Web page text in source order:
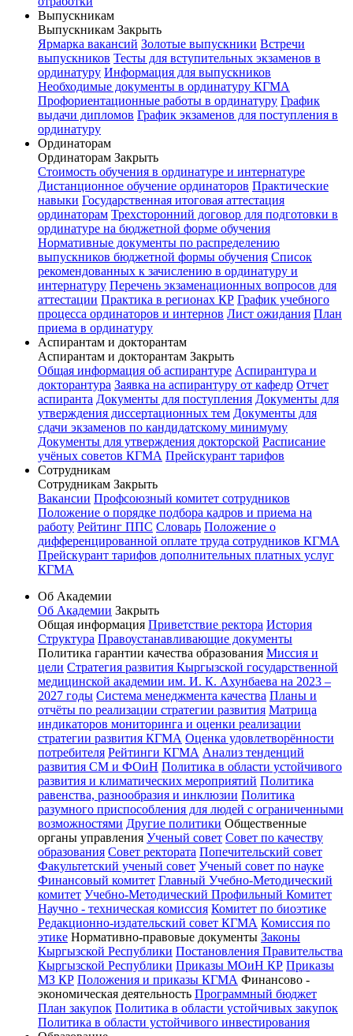
Выпускникам
Выпускникам Закрыть
Ярмарка вакансий Золотые выпускники Встречи
выпускников Тесты для вступительных экзаменов в
ординатуру Информация для выпускников
Необходимые документы в ординатуру КГМА
Профориентационные работы в ординатуру График
выдачи дипломов График экзаменов для поступления в
ординатуру
Ординаторам
Ординаторам Закрыть
Стоимость обучения в ординатуре и интернатуре
Дистанционное обучение ординаторов Практические
навыки Государственная итоговая аттестация
ординаторам Трехсторонний договор для подготовки в
ординатуре на бюджетной форме обучения
Нормативные документы по распределению
выпускников бюджетной формы обучения Список
рекомендованных к зачислению в ординатуру и
интернатуру Перечень экзаменационных вопросов для
аттестации Практика в регионах КР График учебного
процесса ординаторов и интернов Лист ожидания План
приема в ординатуру
Аспирантам и докторантам
Аспирантам и докторантам Закрыть
Общая информация об аспирантуре Аспирантура и
докторантура Заявка на аспирантуру от кафедр Отчет
аспиранта Документы для поступления Документы для
утверждения диссертационных тем Документы для
сдачи экзаменов по кандидатскому минимуму
Документы для утверждения докторской Расписание
учёных советов КГМА Прейскурант тарифов
Сотрудникам
Сотрудникам Закрыть
Вакансии Профсоюзный комитет сотрудников
Положение о порядке подбора кадров и приема на
работу Рейтинг ППС Словарь Положение о
дифференцированной оплате труда сотрудников КГМА
Прейскурант тарифов дополнительных платных услуг
КГМА
Об Академии
Об Академии Закрыть
Общая информация Приветствие ректора История
Структура Правоустанавливающие документы
Политика гарантии качества образования Миссия и
цели Стратегия развития Кыргызской государственной
медицинской академии им. И. К. Ахунбаева на 2023 –
2027 годы Система менеджмента качества Планы и
отчёты по реализации стратегии развития Матрица
индикаторов мониторинга и оценки реализации
стратегии развития КГМА Оценка удовлетворённости
потребителя Рейтинги КГМА Анализ тенденций
развития СМ и ФОиН Политика в области устойчивого
развития и климатических мероприятий Политика
равенства, разнообразия и инклюзии Политика
разумного приспособления для людей с ограниченными
возможностями Другие политики Общественные
органы управления Ученый совет Совет по качеству
образования Совет ректората Попечительский совет
Факультетский ученый совет Ученый совет по науке
Финансовый комитет Главный Учебно-Методический
комитет Учебно-Методический Профильный Комитет
Научно - техническая комиссия Комитет по биоэтике
Редакционно-издательский совет КГМА Комиссия по
этике Нормативно-правовые документы Законы
Кыргызской Республики Постановления Правительства
Кыргызской Республики Приказы МОиН КР Приказы
МЗ КР Положения и приказы КГМА Финансово -
экономическая деятельность Программный бюджет
План закупок Политика в области устойчивых закупок
Политика в области устойчивого инвестирования